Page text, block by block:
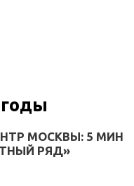
МОСКВЫ: 5 МИН
РЯД»